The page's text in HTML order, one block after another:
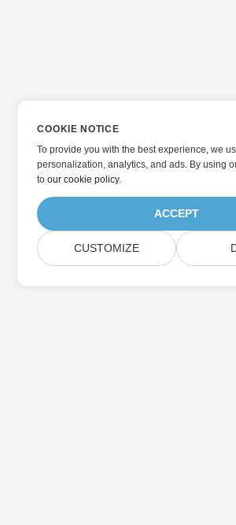
COOKIE NOTICE
To provide you with the best experience, we
personalization, analytics, and ads. By using
toour cookie policy.
ACCEPT
CUSTOMIZE